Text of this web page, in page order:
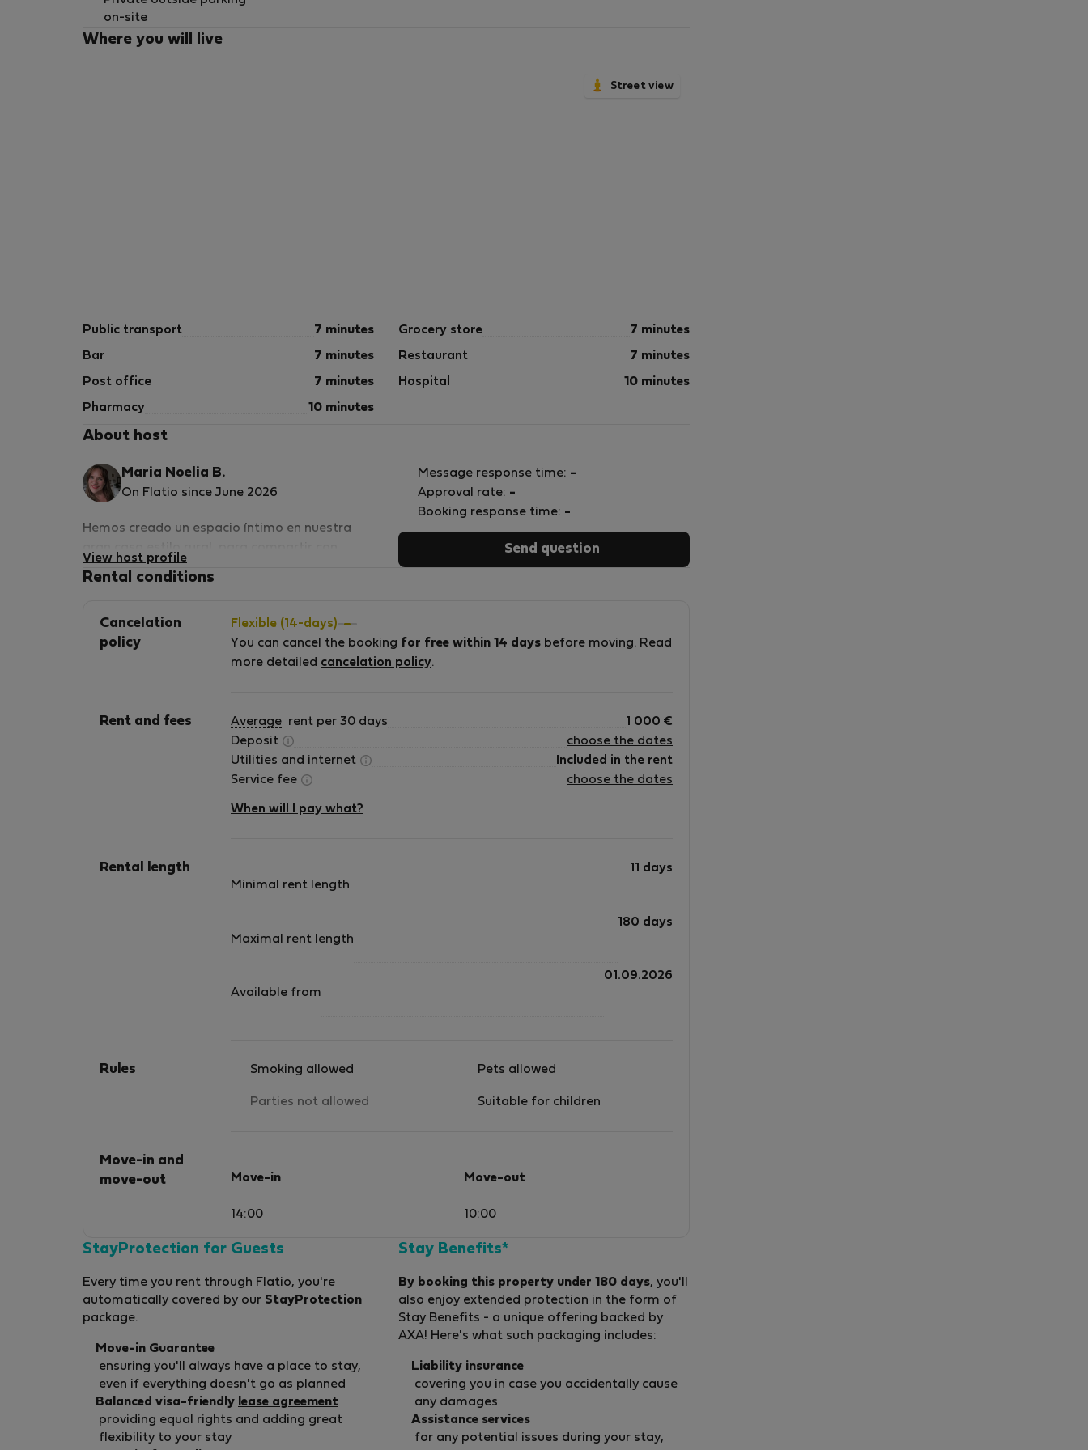
Alquiler de temporada, conforme Decteto Ley 9/2024 de la Generalitat Valenciana.
on-site
Where you will live
Street view
Public transport 7 minutes Grocery store 7 minutes
Bar 7 minutes Restaurant 7 minutes
Post office 7 minutes Hospital 10 minutes
Pharmacy 10 minutes
About host
Maria Noelia B.
On Flatio since June 2026
Hemos creado un espacio íntimo en nuestra
personas que busquen el relax de una montaña
Donde la noche se cubre de estrellas. Por su
gran cercanía a la playa es un lugar excelente
para desconectar de la ciudad.
View host profile
Message response time: -
Approval rate: -
Booking response time: -
Send question
Rental conditions
Cancelation
policy
Flexible (14-days)
You can cancel the booking for free within 14 days before moving. Read
more detailed cancelation policy.
Rent and fees Average rent per 30 days 1 000 €
Deposit
choose the dates
Utilities and internet
Included in the rent
Service fee
choose the dates
When will I pay what?
Rental length
Minimal rent length
11 days
Maximal rent length
180 days
Available from
01.09.2026
Rules Smoking allowed Pets allowed
Parties not allowed Suitable for children
Move-in and
move-out
Move-in
14:00
Move-out
10:00
StayProtection for Guests
Every time you rent through Flatio, you're
automatically covered by our StayProtection
package.
Move-in Guarantee
ensuring you'll always have a place to stay,
even if everything doesn't go as planned
Balanced visa-friendly lease agreement
providing equal rights and adding great
flexibility to your stay
Stay Benefits*
By booking this property under 180 days, you'll
also enjoy extended protection in the form of
Stay Benefits - a unique offering backed by
AXA! Here's what such packaging includes:
Liability insurance
covering you in case you accidentally cause
any damages
Assistance services
for any potential issues during your stay,